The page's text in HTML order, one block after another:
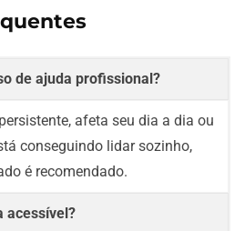
de ajuda profissional?
afeta seu dia a dia ou
conseguindo lidar sozinho,
é recomendado.
acessível?